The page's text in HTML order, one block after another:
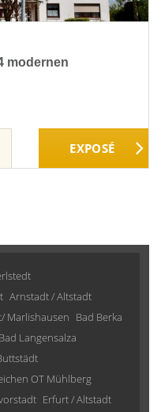
modernen
Arnstadt / Altstadt
Marlishausen Bad Berka
Bad Langensalza
OT Mühlberg
Erfurt / Altstadt